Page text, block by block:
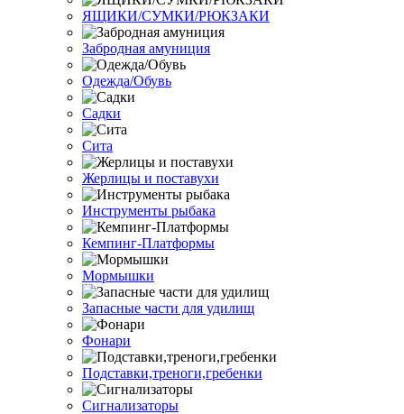
ЯЩИКИ/СУМКИ/РЮКЗАКИ
Забродная амуниция
Одежда/Обувь
Садки
Сита
Жерлицы и поставухи
Инструменты рыбака
Кемпинг-Платформы
Мормышки
Запасные части для удилищ
Фонари
Подставки,треноги,гребенки
Сигнализаторы